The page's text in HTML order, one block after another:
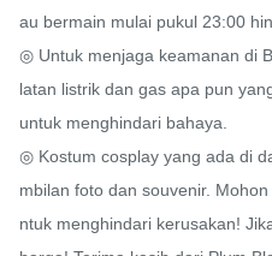
au bermain mulai pukul 23:00
◎ Untuk menjaga keamanan di
latan listrik dan gas apa pun
untuk menghindari bahaya.
◎ Kostum cosplay yang ada di
mbilan foto dan souvenir.
ntuk menghindari kerusakan!